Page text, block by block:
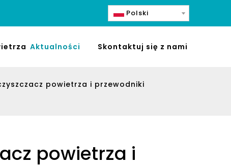
Polski
Aktualności Skontaktuj się z nami
powietrza i przewodniki
powietrza i